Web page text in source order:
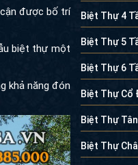
được bố trí
biệt thự một
năng đón
Biệt Thự 4
Biệt Thự 5
Biệt Thự 6
Biệt Thự Cổ
Biệt Thự
Biệt Thự